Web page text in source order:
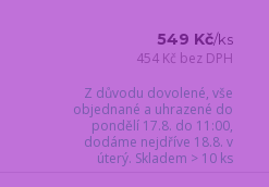
549 Kč/ks
454 Kč bez DPH
Z důvodu dovolené, vše
objednané a uhrazené do
pondělí 17.8. do 11:00,
dodáme nejdříve 18.8. v
úterý. Skladem > 10 ks